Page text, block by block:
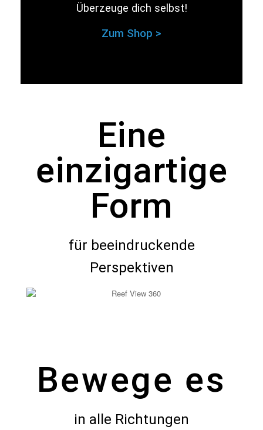
Überzeuge dich selbst!
Zum Shop >
Eine
einzigartige
Form
für beeindruckende
Perspektiven
Bewege es
in alle Richtungen